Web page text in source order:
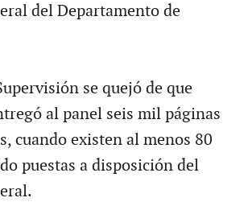
del Departamento de
se quejó de que
al panel seis mil páginas
cuando existen al menos 80
puestas a disposición del